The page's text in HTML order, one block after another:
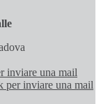
inviare una mail
per inviare una mail